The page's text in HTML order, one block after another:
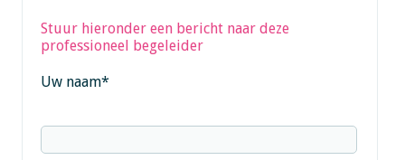
Stuur hieronder een bericht naar deze
professioneel begeleider
Uw naam*